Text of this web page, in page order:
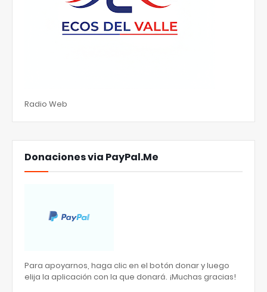
Radio Web
Donaciones via PayPal.Me
Para apoyarnos, haga clic en el botón donar y luego
elija la aplicación con la que donará. ¡Muchas gracias!